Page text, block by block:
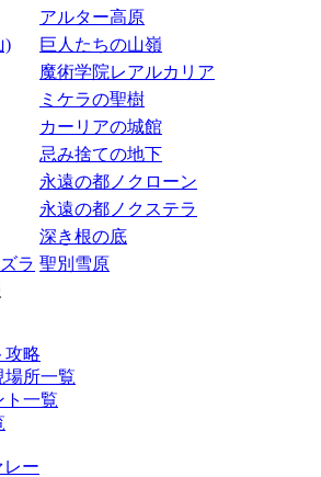
アルター高原
)
巨人たちの山嶺
魔術学院レアルカリア
ミケラの聖樹
カーリアの城館
忌み捨ての地下
永遠の都ノクローン
永遠の都ノクステラ
深き根の底
ラ 聖別雪原
攻略
場所一覧
ト一覧
レー